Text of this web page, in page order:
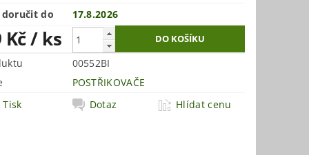
doručit do
17.8.2026
Kč/ ks
00552BI
POSTŘIKOVAČE
Tisk
Dotaz Hlídat cenu